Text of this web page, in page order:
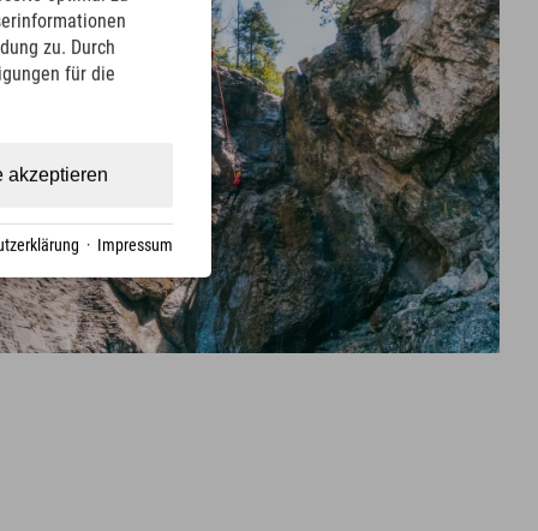
zu. Durch
für die
akzeptieren
· Impressum